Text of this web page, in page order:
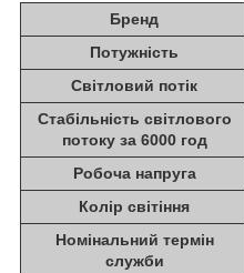
Бренд
Потужність
Світловий потік
Стабільність світлового
потоку за 6000 год
Робоча напруга
Колір світіння
Номінальний термін
служби